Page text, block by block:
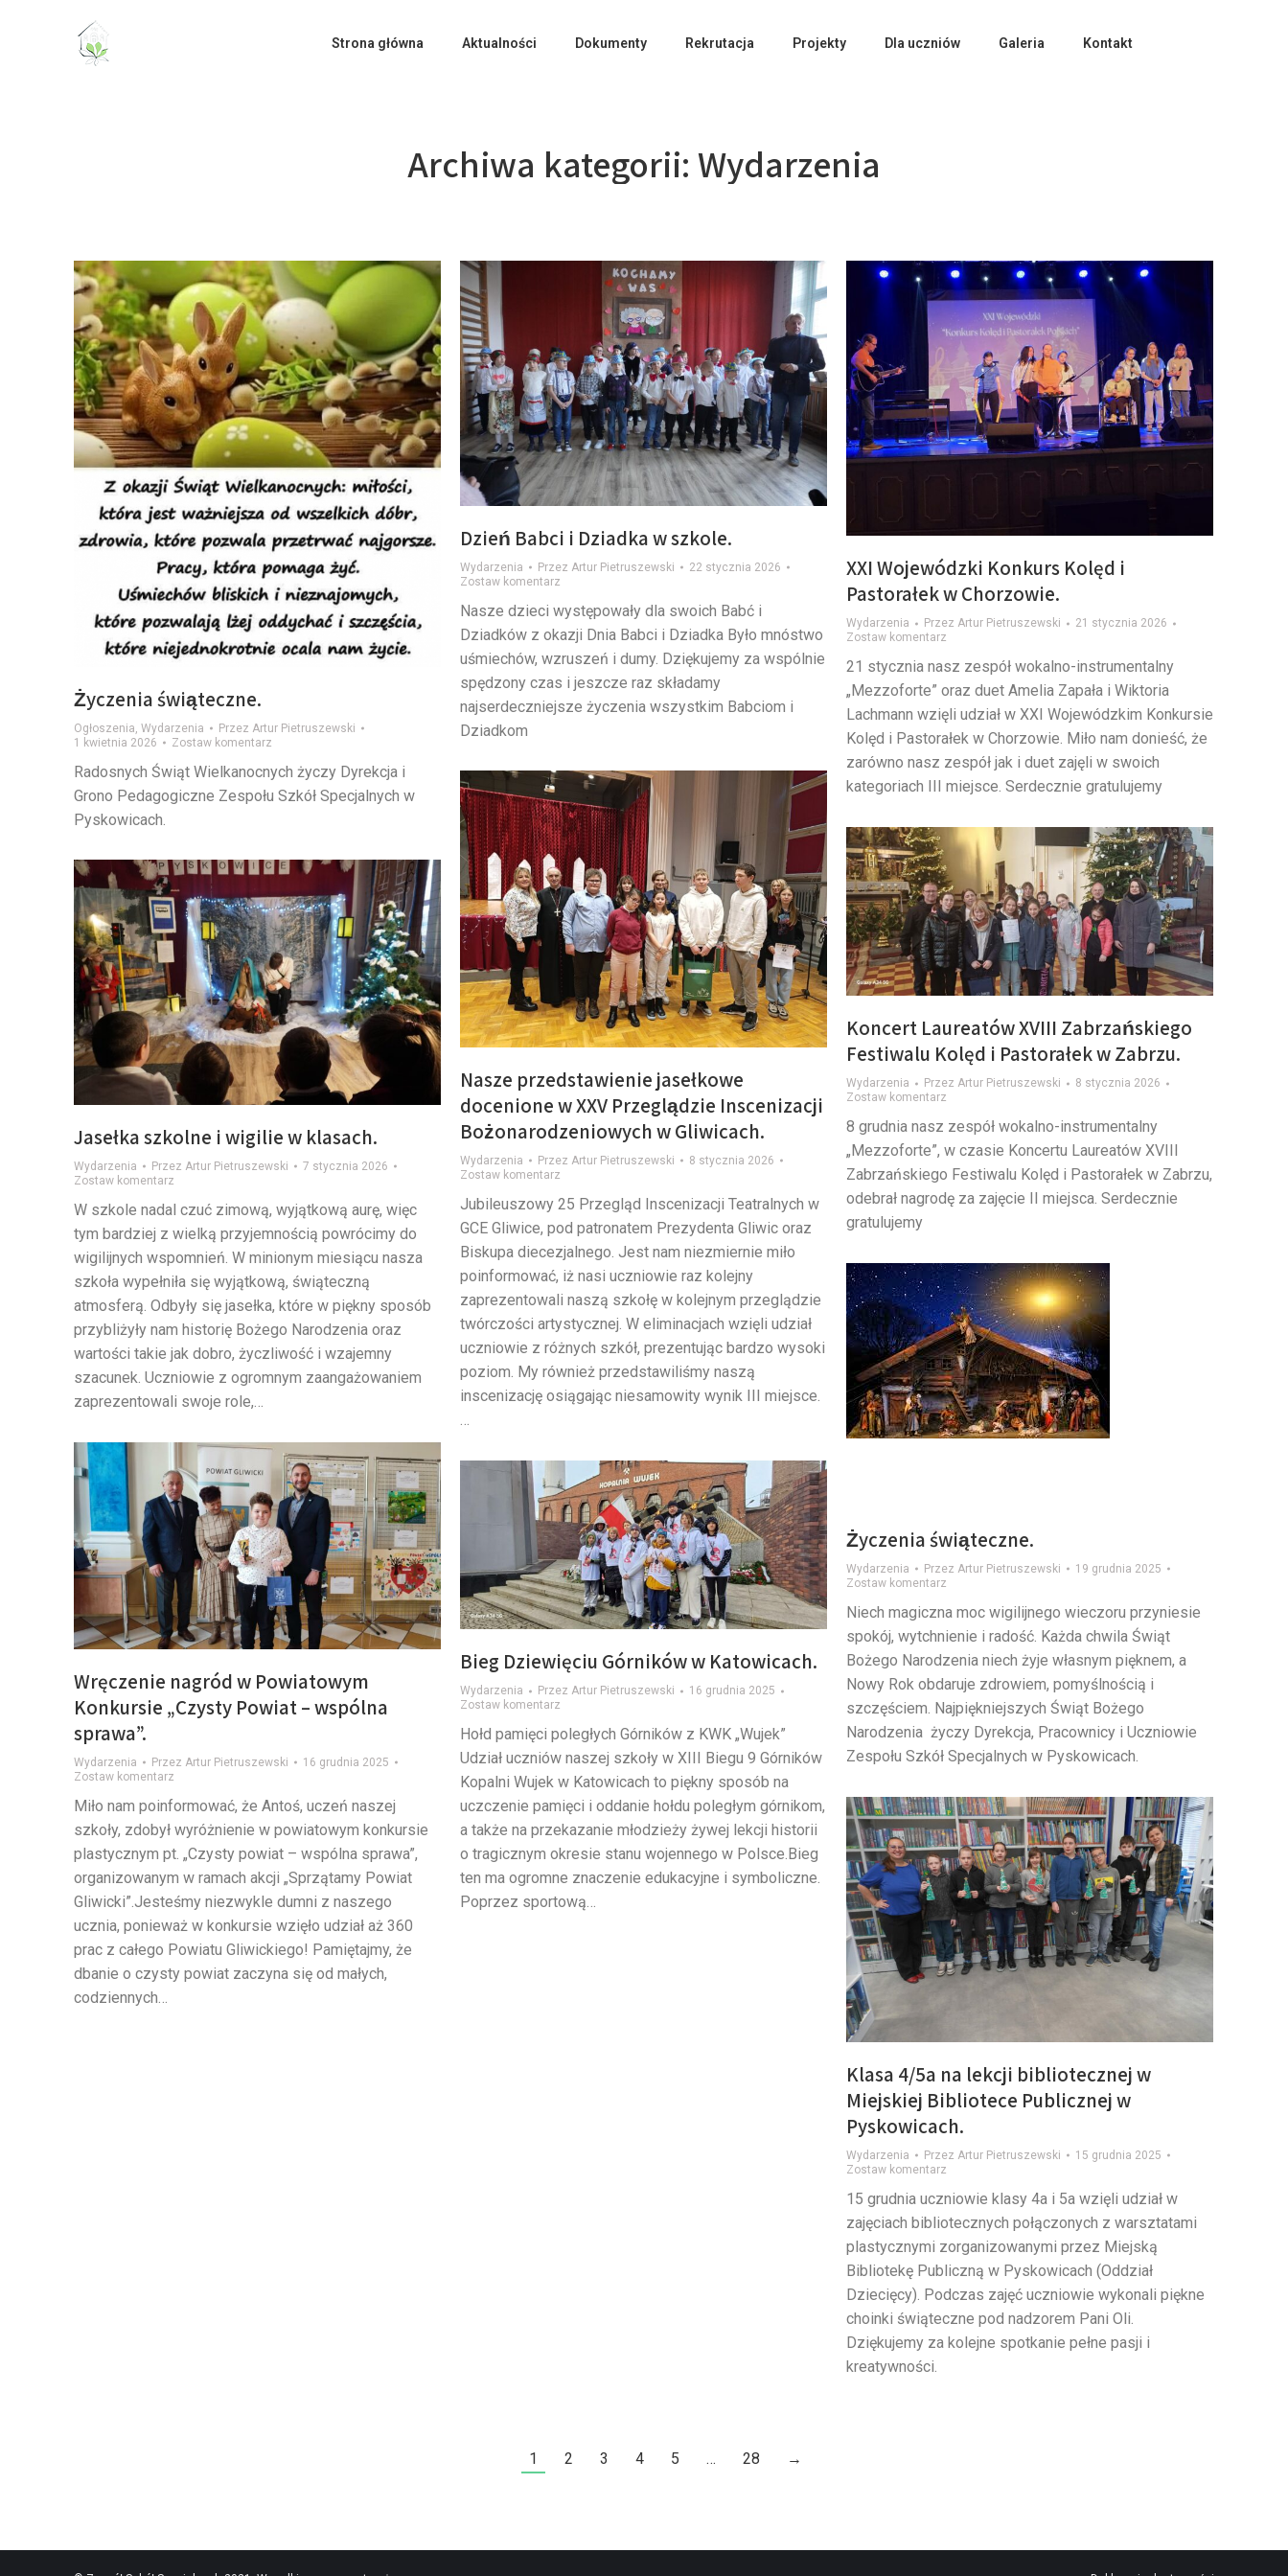
Strona główna Aktualności Dokumenty Rekrutacja Projekty Dla uczniów Galeria Kontakt
Archiwa kategorii: Wydarzenia
Życzenia świąteczne.
Ogłoszenia, Wydarzenia Przez Artur Pietruszewski
1 kwietnia 2026
Zostaw komentarz
Radosnych Świąt Wielkanocnych życzy Dyrekcja i
Grono Pedagogiczne Zespołu Szkół Specjalnych w
Pyskowicach.
Dzień Babci i Dziadka w szkole.
Wydarzenia Przez Artur Pietruszewski
22 stycznia 2026
Zostaw komentarz
Nasze dzieci występowały dla swoich Babć i
Dziadków z okazji Dnia Babci i Dziadka Było mnóstwo
uśmiechów, wzruszeń i dumy. Dziękujemy za wspólnie
spędzony czas i jeszcze raz składamy
najserdeczniejsze życzenia wszystkim Babciom i
Dziadkom
XXI Wojewódzki Konkurs Kolęd i
Pastorałek w Chorzowie.
Wydarzenia Przez Artur Pietruszewski
21 stycznia 2026
Zostaw komentarz
21 stycznia nasz zespół wokalno-instrumentalny
„Mezzoforte” oraz duet Amelia Zapała i Wiktoria
Lachmann wzięli udział w XXI Wojewódzkim Konkursie
Kolęd i Pastorałek w Chorzowie. Miło nam donieść, że
zarówno nasz zespół jak i duet zajęli w swoich
kategoriach III miejsce. Serdecznie gratulujemy
Nasze przedstawienie jasełkowe
docenione w XXV Przeglądzie Inscenizacji
Bożonarodzeniowych w Gliwicach.
Wydarzenia Przez Artur Pietruszewski
8 stycznia 2026
Zostaw komentarz
Jubileuszowy 25 Przegląd Inscenizacji Teatralnych w
GCE Gliwice, pod patronatem Prezydenta Gliwic oraz
Biskupa diecezjalnego. Jest nam niezmiernie miło
poinformować, iż nasi uczniowie raz kolejny
zaprezentowali naszą szkołę w kolejnym przeglądzie
twórczości artystycznej. W eliminacjach wzięli udział
uczniowie z różnych szkół, prezentując bardzo wysoki
poziom. My również przedstawiliśmy naszą
inscenizację osiągając niesamowity wynik III miejsce.
Koncert Laureatów XVIII Zabrzańskiego
Festiwalu Kolęd i Pastorałek w Zabrzu.
Wydarzenia Przez Artur Pietruszewski
8 stycznia 2026
Zostaw komentarz
8 grudnia nasz zespół wokalno-instrumentalny
„Mezzoforte”, w czasie Koncertu Laureatów XVIII
Zabrzańskiego Festiwalu Kolęd i Pastorałek w Zabrzu,
odebrał nagrodę za zajęcie II miejsca. Serdecznie
gratulujemy
Jasełka szkolne i wigilie w klasach.
Wydarzenia Przez Artur Pietruszewski
7 stycznia 2026
Zostaw komentarz
W szkole nadal czuć zimową, wyjątkową aurę, więc
tym bardziej z wielką przyjemnością powrócimy do
wigilijnych wspomnień. W minionym miesiącu nasza
szkoła wypełniła się wyjątkową, świąteczną
atmosferą. Odbyły się jasełka, które w piękny sposób
przybliżyły nam historię Bożego Narodzenia oraz
wartości takie jak dobro, życzliwość i wzajemny
szacunek. Uczniowie z ogromnym zaangażowaniem
zaprezentowali swoje role,…
Życzenia świąteczne.
Wydarzenia Przez Artur Pietruszewski
19 grudnia 2025
Zostaw komentarz
Niech magiczna moc wigilijnego wieczoru przyniesie
spokój, wytchnienie i radość. Każda chwila Świąt
Bożego Narodzenia niech żyje własnym pięknem, a
Nowy Rok obdaruje zdrowiem, pomyślnością i
szczęściem. Najpiękniejszych Świąt Bożego
Narodzenia życzy Dyrekcja, Pracownicy i Uczniowie
Zespołu Szkół Specjalnych w Pyskowicach.
Wręczenie nagród w Powiatowym
Konkursie „Czysty Powiat – wspólna
sprawa”.
Wydarzenia Przez Artur Pietruszewski
16 grudnia 2025
Zostaw komentarz
Miło nam poinformować, że Antoś, uczeń naszej
szkoły, zdobył wyróżnienie w powiatowym konkursie
plastycznym pt. „Czysty powiat – wspólna sprawa”,
organizowanym w ramach akcji „Sprzątamy Powiat
Gliwicki”.Jesteśmy niezwykle dumni z naszego
ucznia, ponieważ w konkursie wzięło udział aż 360
prac z całego Powiatu Gliwickiego! Pamiętajmy, że
dbanie o czysty powiat zaczyna się od małych,
codziennych…
Bieg Dziewięciu Górników w Katowicach.
Wydarzenia Przez Artur Pietruszewski
16 grudnia 2025
Zostaw komentarz
Hołd pamięci poległych Górników z KWK „Wujek”
Udział uczniów naszej szkoły w XIII Biegu 9 Górników
Kopalni Wujek w Katowicach to piękny sposób na
uczczenie pamięci i oddanie hołdu poległym górnikom,
a także na przekazanie młodzieży żywej lekcji historii
o tragicznym okresie stanu wojennego w Polsce.Bieg
ten ma ogromne znaczenie edukacyjne i symboliczne.
Poprzez sportową…
Klasa 4/5a na lekcji bibliotecznej w
Miejskiej Bibliotece Publicznej w
Pyskowicach.
Wydarzenia Przez Artur Pietruszewski
15 grudnia 2025
Zostaw komentarz
15 grudnia uczniowie klasy 4a i 5a wzięli udział w
zajęciach bibliotecznych połączonych z warsztatami
plastycznymi zorganizowanymi przez Miejską
Bibliotekę Publiczną w Pyskowicach (Oddział
Dziecięcy). Podczas zajęć uczniowie wykonali piękne
choinki świąteczne pod nadzorem Pani Oli.
Dziękujemy za kolejne spotkanie pełne pasji i
kreatywności.
1 2 3 4 5 … 28 →